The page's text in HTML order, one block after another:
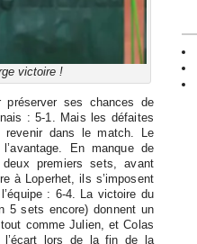
victoire !
préserver ses chances de
: 5-1. Mais les défaites
revenir dans le match. Le
En manque de
premiers sets, avant
à Loperhet, ils s’imposent
: 6-4. La victoire du
5 sets encore) donnent un
comme Julien, et Colas
l’écart lors de la fin de la